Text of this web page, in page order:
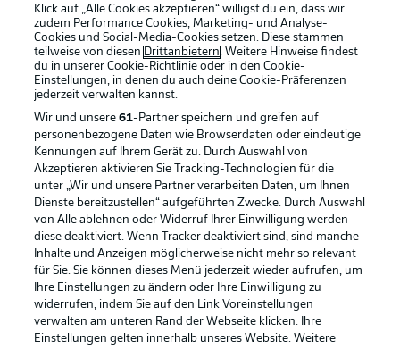
Thibaut Courtois
Die Schiedsrichter
Dario Herrera (SR), Cristian Gonzalo Navarro (SR-A. 1),
Gabriel Chade (SR-A. 2), Yusuke Araki (Vierter Offizieller),
Hernan Mastrangelo (VA), Leodan Gonzalez (VA-A.)
Belgien ohne Doku
Der Flügelstürmer fällt krankheitsbedingt aus. Das teilte
der belgische Verband (RBFA) mit.
© IMAGO/Jan De Meuleneir
Klick auf „Alle Cookies akzeptieren“ willigst du ein, dass wir
zudem Performance Cookies, Marketing- und Analyse-
Cookies und Social-Media-Cookies setzen. Diese stammen
teilweise von diesen Drittanbietern. Weitere Hinweise findest
du in unsererCookie-Richtlinie oder in den Cookie-
Einstellungen, in denen du auch deine Cookie-Präferenzen
jederzeit verwalten kannst.
Wir und unsere61-Partner speichern und greifen auf
personenbezogene Daten wie Browserdaten oder eindeutige
Kennungen auf Ihrem Gerät zu. Durch Auswahl von
Akzeptieren aktivieren Sie Tracking-Technologien für die
unter „Wir und unsere Partner verarbeiten Daten, um Ihnen
Dienste bereitzustellen“ aufgeführten Zwecke. Durch Auswahl
von Alle ablehnen oder Widerruf Ihrer Einwilligung werden
diese deaktiviert. Wenn Tracker deaktiviert sind, sind manche
Inhalte und Anzeigen möglicherweise nicht mehr so relevant
für Sie. Sie können dieses Menü jederzeit wieder aufrufen, um
Ihre Einstellungen zu ändern oder Ihre Einwilligung zu
widerrufen, indem Sie auf den Link Voreinstellungen
verwalten am unteren Rand der Webseite klicken. Ihre
Einstellungen gelten innerhalb unseres Website. Weitere